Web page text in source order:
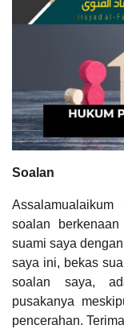
Soalan
soalan
suami saya
saya ini, bekas
soalan saya,
pusakanya
pencerahan.